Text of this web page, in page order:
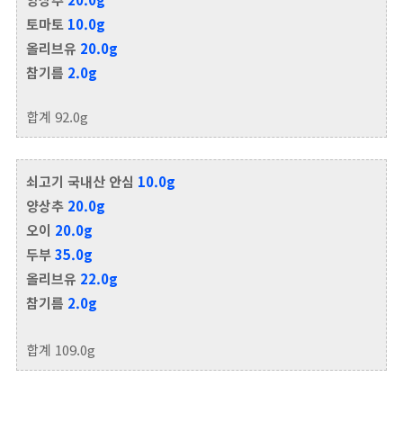
토마토 10.0g
올리브유 20.0g
참기름 2.0g
합계 92.0g
쇠고기 국내산 안심 10.0g
양상추 20.0g
오이 20.0g
두부35.0g
올리브유 22.0g
참기름 2.0g
합계 109.0g